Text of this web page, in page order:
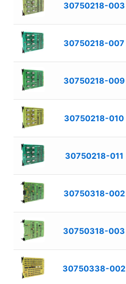
30750218-003
30750218-007
30750218-009
30750218-010
30750218-011
30750318-002
30750318-003
30750338-002